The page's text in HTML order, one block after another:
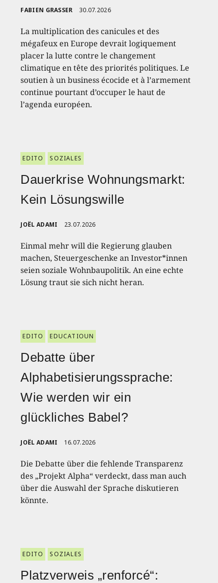
FABIEN GRASSER 30.07.2026
La multiplication des canicules et des
mégafeux en Europe devrait logiquement
placer la lutte contre le changement
climatique en tête des priorités politiques. Le
soutien à un business écocide et à l’armement
continue pourtant d’occuper le haut de
l’agenda européen.
EDITO SOZIALES
Dauerkrise Wohnungsmarkt:
Kein Lösungswille
JOËL ADAMI 23.07.2026
Einmal mehr will die Regierung glauben
machen, Steuergeschenke an Investor*innen
seien soziale Wohnbaupolitik. An eine echte
Lösung traut sie sich nicht heran.
EDITO EDUCATIOUN
Debatte über
Alphabetisierungssprache:
Wie werden wir ein
glückliches Babel?
JOËL ADAMI 16.07.2026
Die Debatte über die fehlende Transparenz
des „Projekt Alpha“ verdeckt, dass man auch
über die Auswahl der Sprache diskutieren
könnte.
EDITO SOZIALES
Platzverweis „renforcé“: